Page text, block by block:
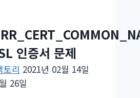
인증서 문제
토리 2021년 02월 14일
26일